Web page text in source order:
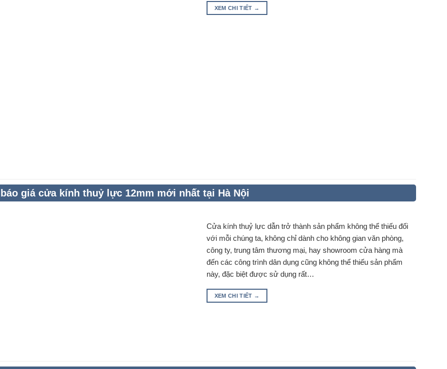
XEM CHI TIẾT →
giá cửa kính thuỷ lực 12mm mới nhất tại Hà Nội
Cửa kính thuỷ lực dẫn trở thành sản phẩm không thể thiếu đối
với mỗi chúng ta, không chỉ dành cho không gian văn phòng,
công ty, trung tâm thương mại, hay showroom cửa hàng mà
đến các công trình dân dụng cũng không thể thiếu sản phẩm
này, đặc biệt được sử dụng rất…
XEM CHI TIẾT →